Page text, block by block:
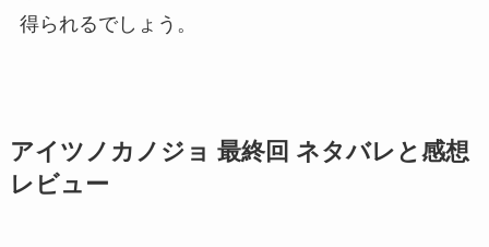
得られるでしょう。
アイツノカノジョ 最終回 ネタバレと感想
レビュー